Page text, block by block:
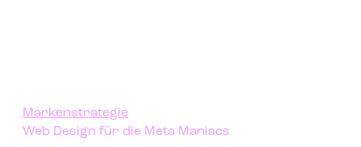
Markenstrategie
Web Design für die Meta Maniacs